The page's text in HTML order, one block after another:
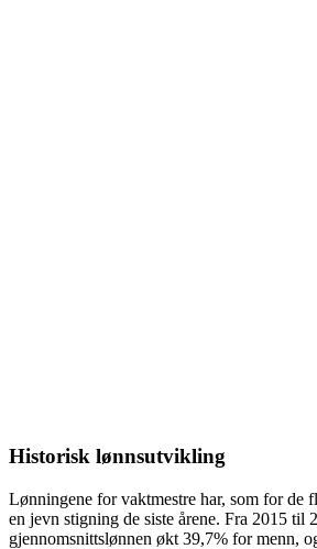
Historisk lønnsutvikling
Lønningene forvaktmestre har, som for de
en jevn stigning de siste årene. Fra 2015 til
gjennomsnittslønnen økt 39,7% for menn,